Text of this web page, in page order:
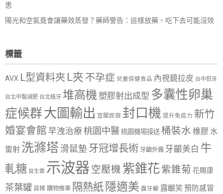
患
陽光和空氣竟會讓藥效蒸發？藥師警告：這樣放藥，吃下去可能沒效
標籤
AVX L型資料夾 L夾 不孕症 兒童保健食品 內視鏡拉皮 台中假牙
台北中醫減肥 台北植牙 堆高機塑膠射出成型 多囊性卵巢
症候群大圖輸出 宜蘭民宿 封口機 提升免疫力 新竹
婚宴會館 早洩治療 桃園中醫 桃園機場接送 桶裝水 橡膠 水
雷射 洗滌塔 滑鼠墊 牙冠增長術 牙齦外露 牙齦美白 牛
軋糖 益生菌 示波器 空壓機 紫錐花紫錐菊 花賜康
茶葉罐 貨梯 購物推車 隔熱紙 隱適美 露牙齦 露齦笑預防感冒